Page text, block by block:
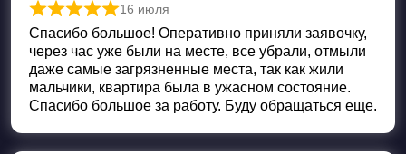
Оценка
16 июля
Спасибо большое! Оперативно приняли заявочку,
через час уже были на месте, все убрали, отмыли
даже самые загрязненные места, так как жили
мальчики, квартира была в ужасном состояние.
Спасибо большое за работу. Буду обращаться еще.